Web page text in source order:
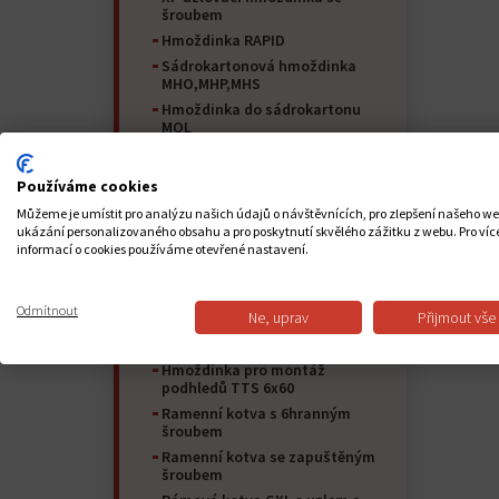
šroubem
Hmoždinka RAPID
Sádrokartonová hmoždinka
MHO,MHP,MHS
Hmoždinka do sádrokartonu
MOL
sádrokartonu
Sádrokartonová hmoždinka GKW
"motýl"
prostory uzavřené oko O
Skládací kotva pro duté prostory
Hmoždinka pro montáž
podhledů TTS 6x60
Ramenní kotva s 6hranným
šroubem
Ramenní kotva se zapuštěným
šroubem
Používáme cookies
Můžeme je umístit pro analýzu našich údajů o návštěvnících, pro zlepšení našeho
ukázání personalizovaného obsahu a pro poskytnutí skvělého zážitku z webu. Pro
informací o cookies používáme otevřené nastavení.
Odmítnout Ne, uprav Přijmout vše